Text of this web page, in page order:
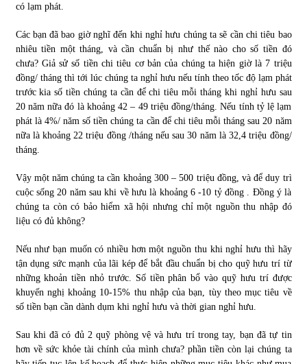
có lạm phát.
Các bạn đã bao giờ nghĩ đến khi nghỉ hưu chúng ta sẽ cần chi tiêu bao
nhiêu tiền một tháng, và cần chuẩn bị như thế nào cho số tiền đó
chưa? Giả sử số tiền chi tiêu cơ bản của chúng ta hiện giờ là 7 triệu
đồng/ tháng thì tới lúc chúng ta nghỉ hưu nếu tính theo tốc độ lạm phát
trước kia số tiền chúng ta cần để chi tiêu mỗi tháng khi nghỉ hưu sau
20 năm nữa đó là khoảng 42 – 49 triệu đồng/tháng. Nếu tính tỷ lệ lạm
phát là 4%/ năm số tiền chúng ta cần để chi tiêu mỗi tháng sau 20 năm
nữa là khoảng 22 triệu đồng /tháng nếu sau 30 năm là 32,4 triệu đồng/
tháng.
Vậy một năm chúng ta cần khoảng 300 – 500 triệu đồng, và để duy trì
cuộc sống 20 năm sau khi về hưu là khoảng 6 -10 tỷ đồng . Đồng ý là
chúng ta còn có bảo hiểm xã hội nhưng chỉ một nguồn thu nhập đó
liệu có đủ không?
Nếu như bạn muốn có nhiều hơn một nguồn thu khi nghỉ hưu thì hãy
tận dụng sức mạnh của lãi kép để bắt đầu chuẩn bị cho quỹ hưu trí từ
những khoản tiền nhỏ trước. Số tiền phân bổ vào quỹ hưu trí được
khuyến nghị khoảng 10-15% thu nhập của bạn, tùy theo mục tiêu về
số tiền bạn cần dành dụm khi nghỉ hưu và thời gian nghỉ hưu.
Sau khi đã có đủ 2 quỹ phòng vệ và hưu trí trong tay, bạn đã tự tin
hơn về sức khỏe tài chính của mình chưa? phần tiền còn lại chúng ta